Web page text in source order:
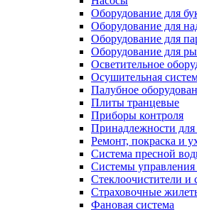
Оборудование для
Оборудование для
Оборудование для
Оборудование для
Осветительное
Осушительная
Палубное
Плиты транцевые
Приборы контроля
Принадлежности для
Ремонт, покраска и
Система пресной
Системы управления
Стеклоочистители и
Страховочные
Фановая система